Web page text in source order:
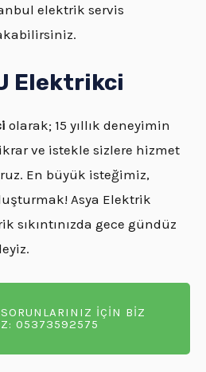
elektrik servis
Elektrikci
olarak; 15 yıllık deneyimin
ve istekle sizlere hizmet
En büyük isteğimiz,
Asya Elektrik
sıkıntınızda gece gündüz
İÇİN BİZ
05373592575